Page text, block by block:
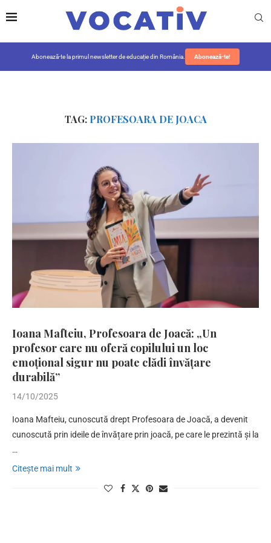
Abonează-te la primul newsletter de educație din România. Abonează-te!
TAG: PROFESOARA DE JOACA
Ioana Mafteiu, Profesoara de Joacă: „Un
profesor care nu oferă copilului un loc
emoțional sigur nu poate clădi învățare
durabilă”
14/10/2025
Ioana Mafteiu, cunoscută drept Profesoara de Joacă, a devenit
cunoscută prin ideile de învățare prin joacă, pe care le prezintă și la
…
Citește mai mult